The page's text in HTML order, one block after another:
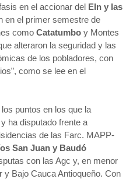
en el accionar del Eln y las
en el primer semestre de
como Catatumbo y Montes
alteraron la seguridad y las
de los pobladores, con
como se lee en el
puntos en los que la
ha disputado frente a
de las Farc. MAPP-
San Juan y Baudó
con las Agc y, en menor
y Bajo Cauca Antioqueño. Con